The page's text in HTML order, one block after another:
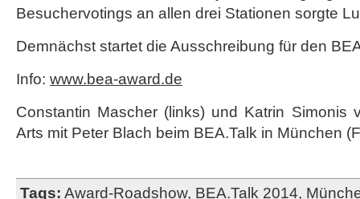
Besuchervotings an allen drei Stationen sorgte
Demnächst startet die Ausschreibung für den
Info: www.bea-award.de
Constantin Mascher (links) und Katrin Simonis
Arts mit Peter Blach beim BEA.Talk in München
Tags: Award-Roadshow, BEA.Talk 2014,